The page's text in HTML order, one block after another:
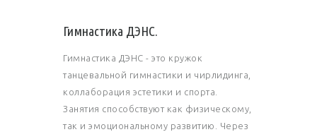
Гимнастика ДЭНС.
Гимнастика ДЭНС - это кружок
танцевальной гимнастики и чирлидинга,
коллаборация эстетики и спорта.
Занятия способствуют как физическому,
так и эмоциональному развитию. Через